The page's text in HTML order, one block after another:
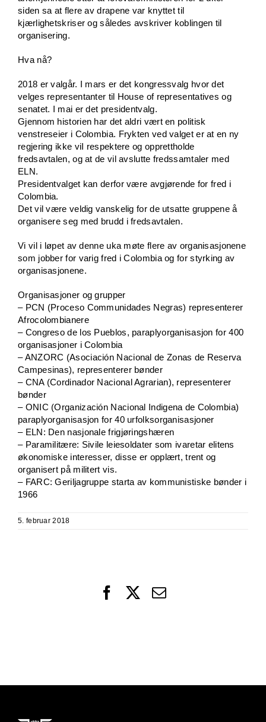
siden sa at flere av drapene var knyttet til
kjærlighetskriser og således avskriver koblingen til
organisering.
Hva nå?
2018 er valgår. I mars er det kongressvalg hvor det
velges representanter til House of representatives og
senatet. I mai er det presidentvalg.
Gjennom historien har det aldri vært en politisk
venstreseier i Colombia. Frykten ved valget er at en ny
regjering ikke viI respektere og opprettholde
fredsavtalen, og at de vil avslutte fredssamtaler med
ELN.
Presidentvalget kan derfor være avgjørende for fred i
Colombia.
Det vil være veldig vanskelig for de utsatte gruppene å
organisere seg med brudd i fredsavtalen.
Vi vil i løpet av denne uka møte flere av organisasjonene
som jobber for varig fred i Colombia og for styrking av
organisasjonene.
Organisasjoner og grupper
– PCN (Proceso Communidades Negras) representerer
Afrocolombianere
– Congreso de los Pueblos, paraplyorganisasjon for 400
organisasjoner i Colombia
– ANZORC (Asociación Nacional de Zonas de Reserva
Campesinas), representerer bønder
– CNA (Cordinador Nacional Agrarian), representerer
bønder
– ONIC (Organización Nacional Indigena de Colombia)
paraplyorganisasjon for 40 urfolksorganisasjoner
– ELN: Den nasjonale frigjøringshæren
– Paramilitære: Sivile leiesoldater som ivaretar elitens
økonomiske interesser, disse er opplært, trent og
organisert på militert vis.
– FARC: Geriljagruppe starta av kommunistiske bønder i
1966
5. februar 2018
FacebookEmail